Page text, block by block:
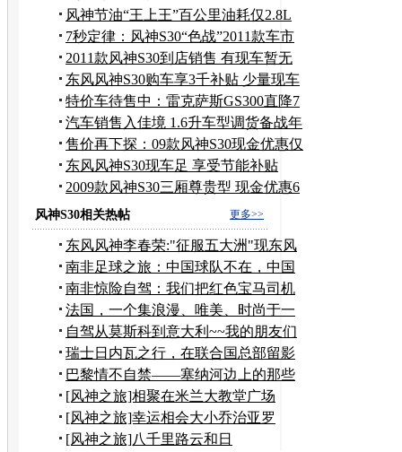
风神节油“王上王”百公里油耗仅2.8L
7秒定律：风神S30“色战”2011款车市
2011款风神S30到店销售 有现车暂无
优惠
东风风神S30购车享3千补贴 少量现车
在售
特价车待售中：雷克萨斯GS300直降7
万元
汽车销售入佳境 1.6升车型调货备战年
底
售价再下探：09款风神S30现金优惠仅
4千
东风风神S30现车足 享受节能补贴
3000元
2009款风神S30三厢尊贵型 现金优惠6
千元
更多>>
风神S30相关热帖
东风风神李春荣:"征服五大洲"现东风
品质
南非足球之旅：中国球队不在，中国
车队在！
南非惊险自驾：我们把红色宝马司机
吓得差点报警
法国，一个集浪漫、唯美、时尚于一
体的国度
自驾从莫斯科到意大利~~我的朋友们
在欧洲的那些旅程
瑞士日内瓦之行，在联合国总部留影
巴黎情不自禁——塞纳河边上的那些
情侣
[风神之旅]相聚在米兰大教堂广场
[风神之旅]幸运相会大小乔治亚罗
[风神之旅]八千里路云和日